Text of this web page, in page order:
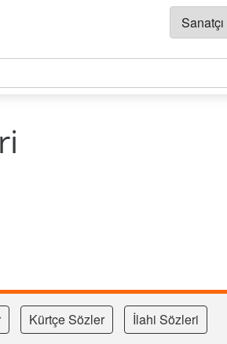
Kürtçe Sözler İlahi Sözleri